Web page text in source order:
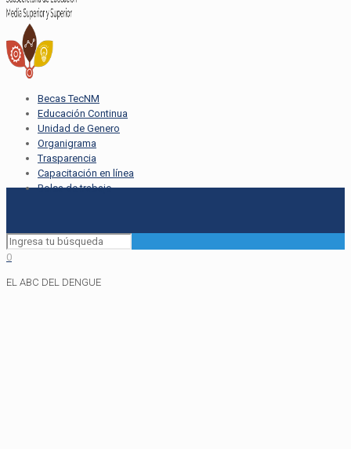
Becas TecNM
Educación Continua
Unidad de Genero
Organigrama
Trasparencia
Capacitación en línea
Bolsa de trabajo
0
EL ABC DEL DENGUE